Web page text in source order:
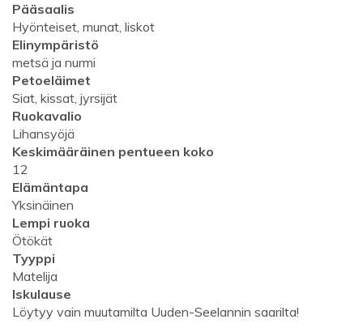
Pääsaalis
Hyönteiset, munat, liskot
Elinympäristö
metsä ja nurmi
Petoeläimet
Siat, kissat, jyrsijät
Ruokavalio
Lihansyöjä
Keskimääräinen pentueen koko
12
Elämäntapa
Yksinäinen
Lempi ruoka
Ötökät
Tyyppi
Matelija
Iskulause
Löytyy vain muutamilta Uuden-Seelannin saarilta!